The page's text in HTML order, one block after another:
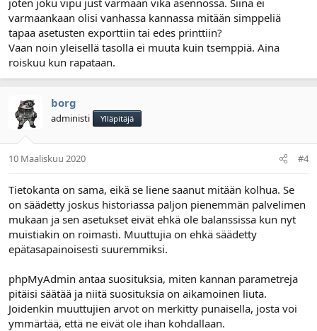
varmaankaan olisi vanhassa kannassa mitään simppeliä
tapaa asetusten exporttiin tai edes printtiin?
Vaan noin yleisellä tasolla ei muuta kuin tsemppiä. Aina
roiskuu kun rapataan.
borg
administi Ylläpitäjä
10 Maaliskuu 2020 #4
Tietokanta on sama, eikä se liene saanut mitään kolhua. Se
on säädetty joskus historiassa paljon pienemmän palvelimen
mukaan ja sen asetukset eivät ehkä ole balanssissa kun nyt
muistiakin on roimasti. Muuttujia on ehkä säädetty
epätasapainoisesti suuremmiksi.
phpMyAdmin antaa suosituksia, miten kannan parametreja
pitäisi säätää ja niitä suosituksia on aikamoinen liuta.
Joidenkin muuttujien arvot on merkitty punaisella, josta voi
ymmärtää, että ne eivät ole ihan kohdallaan.